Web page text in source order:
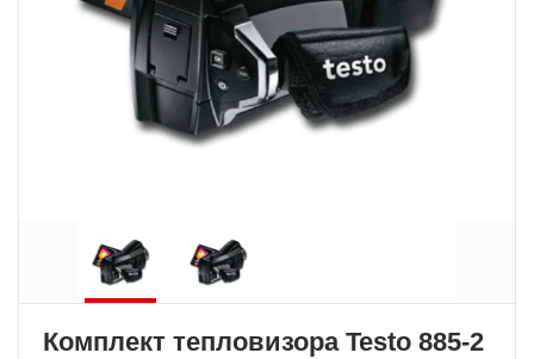
Комплект тепловизора Testo 885-2